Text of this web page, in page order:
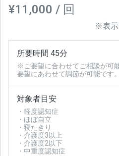
¥11,000 / 回
※表示
所要時間 45分
※ご要望に合わせてご相談が可
要望にあわせて調節が可能です。
対象者目安
・軽度認知症
・ほぼ自立
・寝たきり
・介護度3以上
・介護度2以下
・中重度認知症